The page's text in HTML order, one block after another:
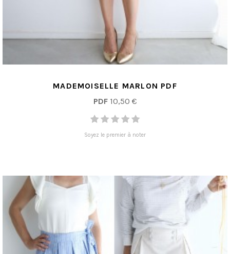
MADEMOISELLE MARLON PDF
PDF10,50 €
Soyez le premier à noter